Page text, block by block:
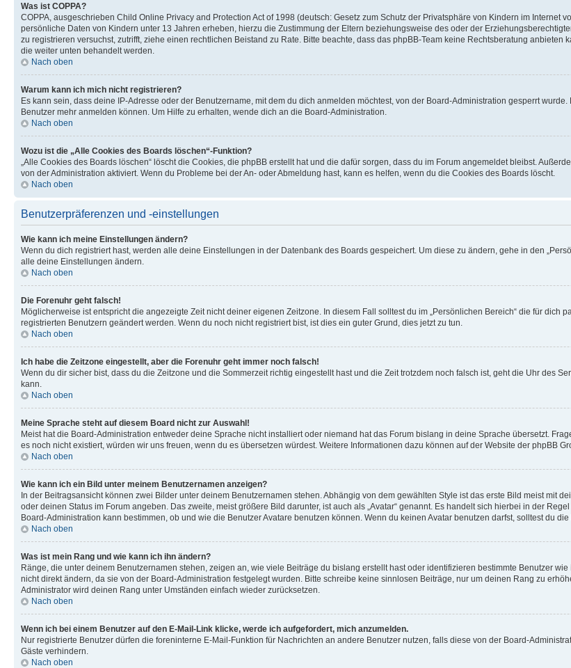
Was ist COPPA?
COPPA, ausgeschrieben Child Online Privacy and Protection Act of 1998 (deutsch: Gesetz zum Schutz der Privatsphäre von Kindern im Internet
persönliche Daten von Kindern unter 13 Jahren erheben, hierzu die Zustimmung der Eltern beziehungsweise des oder der
zu registrieren versuchst, zutrifft, ziehe einen rechtlichen Beistand zu Rate. Bitte beachte, dass das phpBB-Team keine Rechtsberatung
die weiter unten behandelt werden.
Nach oben
Warum kann ich mich nicht registrieren?
Es kann sein, dass deine IP-Adresse oder der Benutzername, mit dem du dich anmelden möchtest, von der Board-Administration gesperrt
Benutzer mehr anmelden können. Um Hilfe zu erhalten, wende dich an die Board-Administration.
Nach oben
Wozu ist die „Alle Cookies des Boards löschen“-Funktion?
„Alle Cookies des Boards löschen“ löscht die Cookies, die phpBB erstellt hat und die dafür sorgen, dass du im Forum angemeldet bleibst.
von der Administration aktiviert. Wenn du Probleme bei der An- oder Abmeldung hast, kann es helfen, wenn du die Cookies des Boards löscht.
Nach oben
Benutzerpräferenzen und -einstellungen
Wie kann ich meine Einstellungen ändern?
Wenn du dich registriert hast, werden alle deine Einstellungen in der Datenbank des Boards gespeichert. Um diese zu ändern, gehe in den
alle deine Einstellungen ändern.
Nach oben
Die Forenuhr geht falsch!
Möglicherweise ist entspricht die angezeigte Zeit nicht deiner eigenen Zeitzone. In diesem Fall solltest du im „Persönlichen Bereich“ die für dich
registrierten Benutzern geändert werden. Wenn du noch nicht registriert bist, ist dies ein guter Grund, dies jetzt zu tun.
Nach oben
Ich habe die Zeitzone eingestellt, aber die Forenuhr geht immer noch falsch!
Wenn du dir sicher bist, dass du die Zeitzone und die Sommerzeit richtig eingestellt hast und die Zeit trotzdem noch falsch ist, geht die Uhr des
kann.
Nach oben
Meine Sprache steht auf diesem Board nicht zur Auswahl!
Meist hat die Board-Administration entweder deine Sprache nicht installiert oder niemand hat das Forum bislang in deine Sprache übersetzt.
es noch nicht existiert, würden wir uns freuen, wenn du es übersetzen würdest. Weitere Informationen dazu können auf der Website der phpBB
Nach oben
Wie kann ich ein Bild unter meinem Benutzernamen anzeigen?
In der Beitragsansicht können zwei Bilder unter deinem Benutzernamen stehen. Abhängig von dem gewählten Style ist das erste Bild meist mit
oder deinen Status im Forum angeben. Das zweite, meist größere Bild darunter, ist auch als „Avatar“ genannt. Es handelt sich hierbei in der
Board-Administration kann bestimmen, ob und wie die Benutzer Avatare benutzen können. Wenn du keinen Avatar benutzen darfst, solltest du
Nach oben
Was ist mein Rang und wie kann ich ihn ändern?
Ränge, die unter deinem Benutzernamen stehen, zeigen an, wie viele Beiträge du bislang erstellt hast oder identifizieren bestimmte Benutzer
nicht direkt ändern, da sie von der Board-Administration festgelegt wurden. Bitte schreibe keine sinnlosen Beiträge, nur um deinen Rang zu
Administrator wird deinen Rang unter Umständen einfach wieder zurücksetzen.
Nach oben
Wenn ich bei einem Benutzer auf den E-Mail-Link klicke, werde ich aufgefordert, mich anzumelden.
Nur registrierte Benutzer dürfen die foreninterne E-Mail-Funktion für Nachrichten an andere Benutzer nutzen, falls diese von der Board-
Gäste verhindern.
Nach oben